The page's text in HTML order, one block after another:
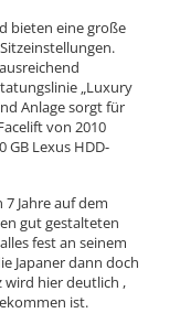
bieten eine große
„Luxury
Anlage sorgt für
von 2010
GB Lexus HDD-
Jahre auf dem
gut gestalteten
fest an seinem
Japaner dann doch
wird hier deutlich ,
ist.